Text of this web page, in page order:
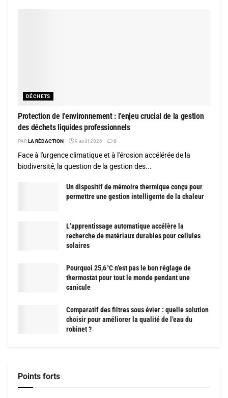
DÉCHETS
Protection de l’environnement : l’enjeu crucial de la gestion
des déchets liquides professionnels
PARLA RÉDACTION 9 août 2026 0
Face à l'urgence climatique et à l'érosion accélérée de la
biodiversité, la question de la gestion des...
Un dispositif de mémoire thermique conçu pour
permettre une gestion intelligente de la chaleur
L’apprentissage automatique accélère la
recherche de matériaux durables pour cellules
solaires
Pourquoi 25,6°C n’est pas le bon réglage de
thermostat pour tout le monde pendant une
canicule
Comparatif des filtres sous évier : quelle solution
choisir pour améliorer la qualité de l’eau du
robinet ?
Points forts